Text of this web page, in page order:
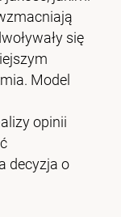
się
Model
opinii
decyzja o